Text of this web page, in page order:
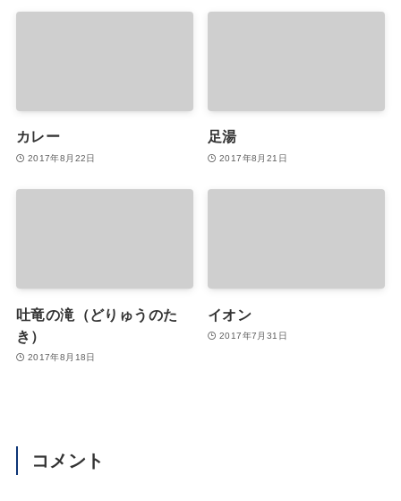
カレー
2017年8月22日
足湯
2017年8月21日
吐竜の滝（どりゅうのた
き）
2017年8月18日
イオン
2017年7月31日
コメント